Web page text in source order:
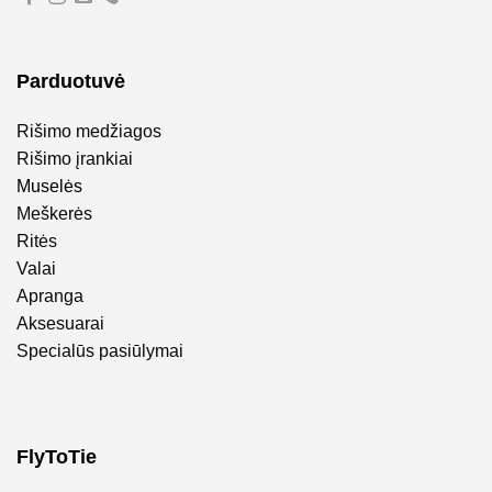
Parduotuvė
Rišimo medžiagos
Rišimo įrankiai
Muselės
Meškerės
Ritės
Valai
Apranga
Aksesuarai
Specialūs pasiūlymai
FlyToTie